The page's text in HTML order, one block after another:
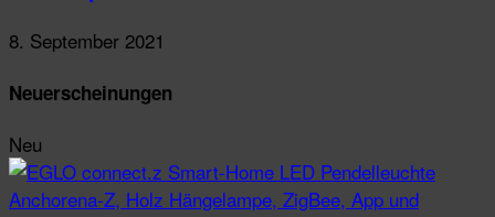
8. September 2021
Neuerscheinungen
Neu